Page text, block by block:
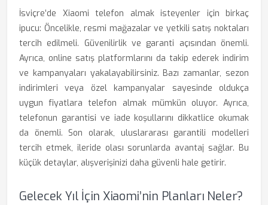
İsviçre’de Xiaomi telefon almak isteyenler için birkaç
ipucu: Öncelikle, resmi mağazalar ve yetkili satış noktaları
tercih edilmeli. Güvenilirlik ve garanti açısından önemli.
Ayrıca, online satış platformlarını da takip ederek indirim
ve kampanyaları yakalayabilirsiniz. Bazı zamanlar, sezon
indirimleri veya özel kampanyalar sayesinde oldukça
uygun fiyatlara telefon almak mümkün oluyor. Ayrıca,
telefonun garantisi ve iade koşullarını dikkatlice okumak
da önemli. Son olarak, uluslararası garantili modelleri
tercih etmek, ileride olası sorunlarda avantaj sağlar. Bu
küçük detaylar, alışverişinizi daha güvenli hale getirir.
Gelecek Yıl İçin Xiaomi’nin Planları Neler?